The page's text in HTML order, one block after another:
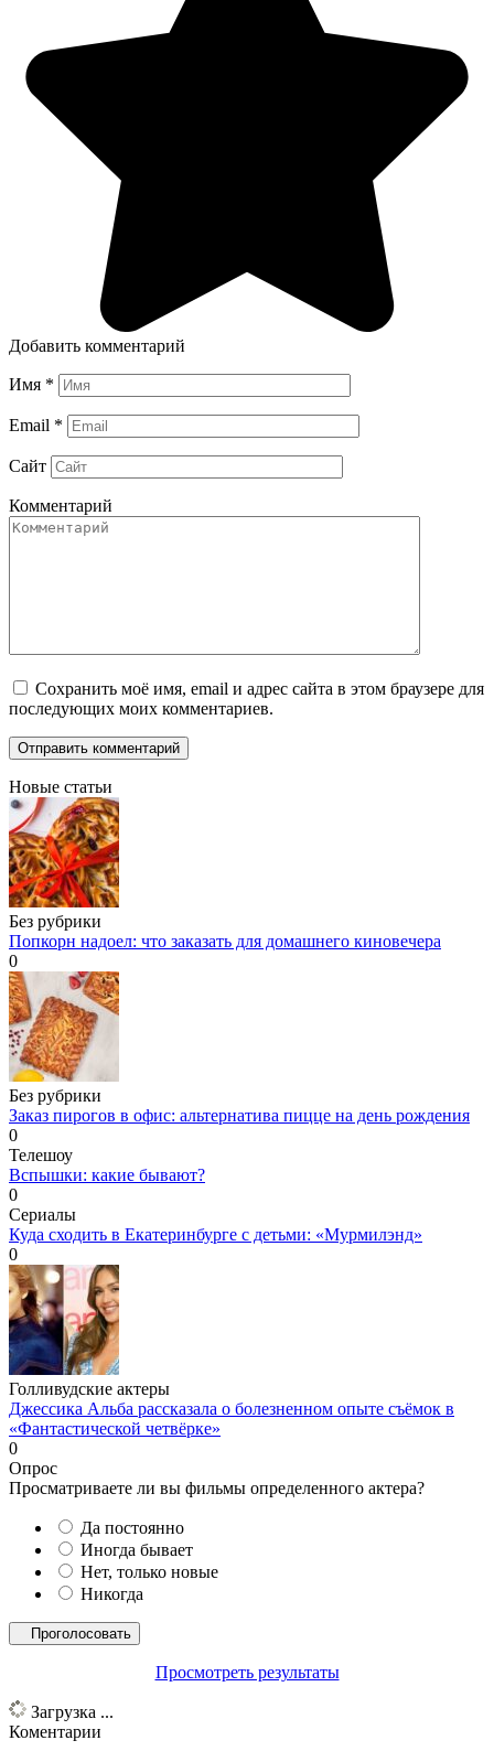
Добавить комментарий
Имя *
Email *
Сайт
Комментарий
Сохранить моё имя, email и адрес сайта в этом браузере для
последующих моих комментариев.
Новые статьи
Без рубрики
Попкорн надоел: что заказать для домашнего киновечера
0
Без рубрики
Заказ пирогов в офис: альтернатива пицце на день рождения
0
Телешоу
Вспышки: какие бывают?
0
Сериалы
Куда сходить в Екатеринбурге с детьми: «Мурмилэнд»
0
Голливудские актеры
Джессика Альба рассказала о болезненном опыте съёмок в
«Фантастической четвёрке»
0
Опрос
Просматриваете ли вы фильмы определенного актера?
Да постоянно
Иногда бывает
Нет, только новые
Никогда
Просмотреть результаты
Загрузка ...
Коментарии